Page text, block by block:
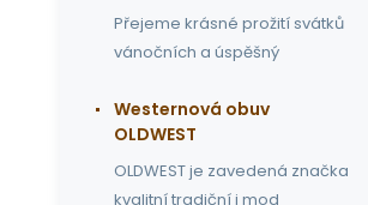
Přejeme krásné prožití svátků
vánočních a úspěšný
Westernová obuv
OLDWEST
OLDWEST je zavedená značka
kvalitní tradiční i mod